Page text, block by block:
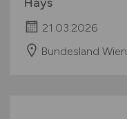
21.03.2026
Bundesland Wien